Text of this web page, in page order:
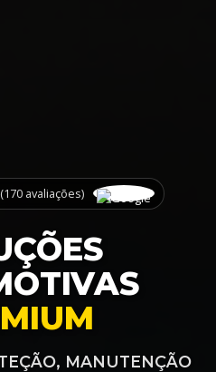
(170 avaliações)
MANUTENÇÃO